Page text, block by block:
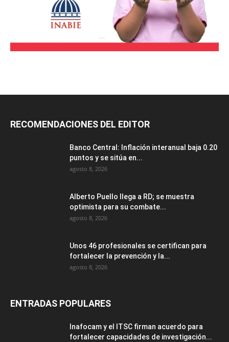
RECOMENDACIONES DEL EDITOR
Banco Central: Inflación interanual baja 0.20
puntos y se sitúa en...
agosto 8, 2026
Alberto Puello llega a RD; se muestra
optimista para su combate...
agosto 8, 2026
Unos 46 profesionales se certifican para
fortalecer la prevención y la...
agosto 8, 2026
ENTRADAS POPULARES
Inafocam y el ITSC firman acuerdo para
fortalecer capacidades de investigación...